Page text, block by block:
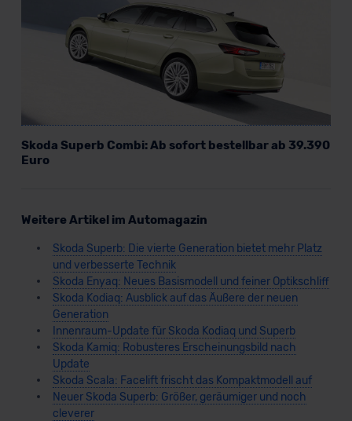
Skoda Superb Combi: Ab sofort bestellbar ab 39.390
Euro
Weitere Artikel im Automagazin
Skoda Superb: Die vierte Generation bietet mehr Platz
und verbesserte Technik
Skoda Enyaq: Neues Basismodell und feiner Optikschliff
Skoda Kodiaq: Ausblick auf das Äußere der neuen
Generation
Innenraum-Update für Skoda Kodiaq und Superb
Skoda Kamiq: Robusteres Erscheinungsbild nach
Update
Skoda Scala: Facelift frischt das Kompaktmodell auf
Neuer Skoda Superb: Größer, geräumiger und noch
cleverer